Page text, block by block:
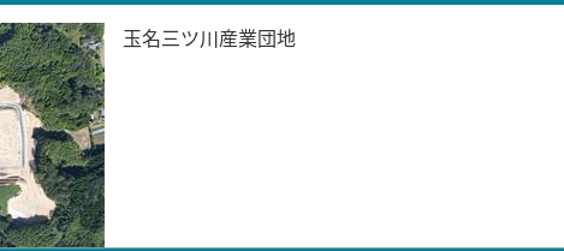
玉名三ツ川産業団地